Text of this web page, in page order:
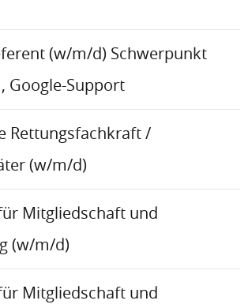
(w/m/d) Schwerpunkt
Google-Support
Rettungsfachkraft /
(w/m/d)
Mitgliedschaft und
(w/m/d)
Mitgliedschaft und